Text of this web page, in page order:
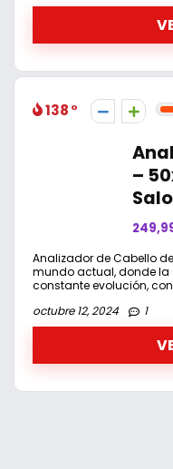
138
–
Analizador de Cabello de
mundo actual, donde la
constante evolución,
octubre 12, 2024
1